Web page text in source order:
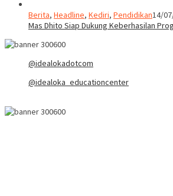
Berita, Headline, Kediri, Pendidikan14/
Mas Dhito Siap Dukung Keberhasilan
@idealokadotcom
@idealoka_educationcenter